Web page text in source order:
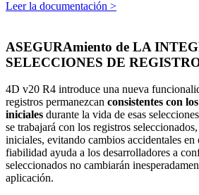
Leer la documentación >
ASEGURAmiento de LA
SELECCIONES DE
4D v20 R4 introduce una nueva
registros permanezcan consistentes con
iniciales durante la vida de esas
se trabajará con los registros
iniciales, evitando cambios accidentales en
fiabilidad ayuda a los desarrolladores a
seleccionados no cambiarán
aplicación.